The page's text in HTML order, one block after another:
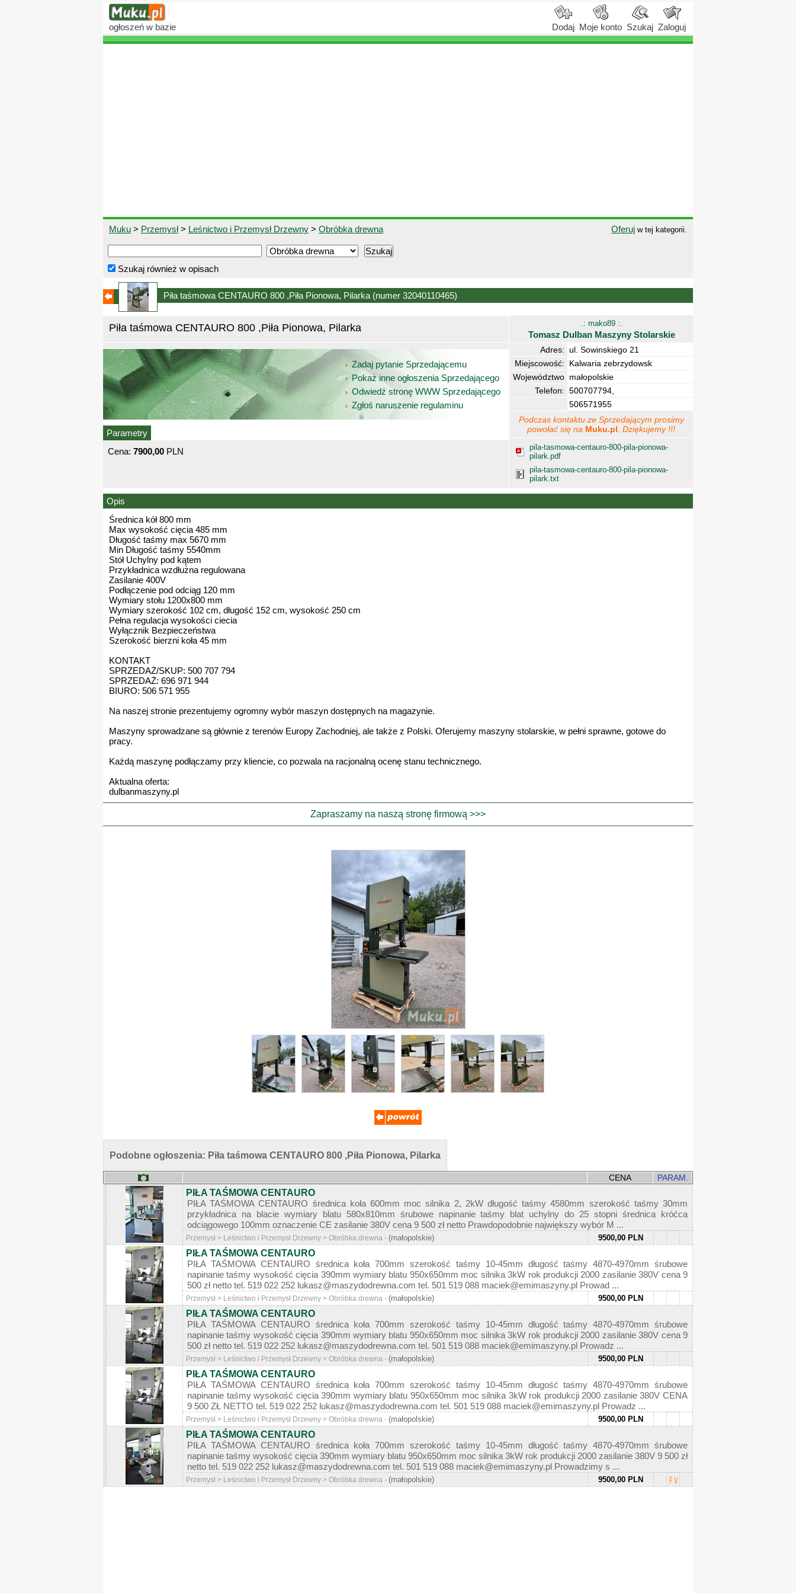
ogłoszeń w bazie Dodaj Moje konto Szukaj Zaloguj
Muku > Przemysł> Leśnictwo i Przemysł Drzewny > Obróbka drewna Oferuj w tej kategorii.
Szukaj również w opisach
Piła taśmowa CENTAURO 800 ,Piła Pionowa, Pilarka (numer 32040110465)
Piła taśmowa CENTAURO 800 ,Piła Pionowa, Pilarka
Zadaj pytanie Sprzedającemu
Pokaż inne ogłoszenia Sprzedającego
Odwiedź stronę WWW Sprzedającego
Zgłoś naruszenie regulaminu
Parametry
Cena: 7900,00 PLN
.: mako89 :.
Tomasz Dulban Maszyny Stolarskie
Adres: ul. Sowinskiego 21
Miejscowość:
Kalwaria zebrzydowsk
Województwo małopolskie
Telefon: 500707794,
506571955
Podczas kontaktu ze Sprzedającym prosimy
powołać się na Muku.pl . Dziękujemy !!!
pila-tasmowa-centauro-800-pila-pionowa-
pilark.pdf
pila-tasmowa-centauro-800-pila-pionowa-
pilark.txt
Opis
Średnica kół 800 mm
Max wysokość cięcia 485 mm
Długość taśmy max 5670 mm
Min Długość taśmy 5540mm
Stół Uchylny pod kątem
Przykładnica wzdłużna regulowana
Zasilanie 400V
Podłączenie pod odciąg 120 mm
Wymiary stołu 1200x800 mm
Wymiary szerokość 102 cm, długość 152 cm, wysokość 250 cm
Pełna regulacja wysokości ciecia
Wyłącznik Bezpieczeństwa
Szerokość bierzni koła 45 mm
KONTAKT
SPRZEDAŻ/SKUP: 500 707 794
SPRZEDAŻ: 696 971 944
BIURO: 506 571 955
Na naszej stronie prezentujemy ogromny wybór maszyn dostępnych na magazynie.
Maszyny sprowadzane są głównie z terenów Europy Zachodniej, ale także z Polski. Oferujemy maszyny stolarskie, w pełni sprawne, gotowe do
pracy.
Każdą maszynę podłączamy przy kliencie, co pozwala na racjonalną ocenę stanu technicznego.
Aktualna oferta:
dulbanmaszyny.pl
Zapraszamy na naszą stronę firmową >>>
Podobne ogłoszenia: Piła taśmowa CENTAURO 800 ,Piła Pionowa, Pilarka
CENA PARAM.
PIŁA TAŚMOWA CENTAURO
PIŁA TAŚMOWA CENTAURO średnica koła 600mm moc silnika 2, 2kW długość taśmy 4580mm szerokość taśmy 30mm
przykładnica na blacie wymiary blatu 580x810mm śrubowe napinanie taśmy blat uchylny do 25 stopni średnica króćca
odciągowego 100mm oznaczenie CE zasilanie 380V cena 9 500 zł netto Prawdopodobnie największy wybór M ...
Przemysł > Leśnictwo i Przemysł Drzewny > Obróbka drewna - (małopolskie) 9500,00 PLN
PIŁA TAŚMOWA CENTAURO
PIŁA TAŚMOWA CENTAURO średnica koła 700mm szerokość taśmy 10-45mm długość taśmy 4870-4970mm śrubowe
napinanie taśmy wysokość cięcia 390mm wymiary blatu 950x650mm moc silnika 3kW rok produkcji 2000 zasilanie 380V cena 9
500 zł netto tel. 519 022 252 lukasz@maszydodrewna.com tel. 501 519 088 maciek@emimaszyny.pl Prowad ...
Przemysł > Leśnictwo i Przemysł Drzewny > Obróbka drewna - (małopolskie) 9500,00 PLN
PIŁA TAŚMOWA CENTAURO
PIŁA TAŚMOWA CENTAURO średnica koła 700mm szerokość taśmy 10-45mm długość taśmy 4870-4970mm śrubowe
napinanie taśmy wysokość cięcia 390mm wymiary blatu 950x650mm moc silnika 3kW rok produkcji 2000 zasilanie 380V cena 9
500 zł netto tel. 519 022 252 lukasz@maszydodrewna.com tel. 501 519 088 maciek@emimaszyny.pl Prowadz ...
Przemysł > Leśnictwo i Przemysł Drzewny > Obróbka drewna - (małopolskie) 9500,00 PLN
PIŁA TAŚMOWA CENTAURO
PIŁA TAŚMOWA CENTAURO średnica koła 700mm szerokość taśmy 10-45mm długość taśmy 4870-4970mm śrubowe
napinanie taśmy wysokość cięcia 390mm wymiary blatu 950x650mm moc silnika 3kW rok produkcji 2000 zasilanie 380V CENA
9 500 ZŁ NETTO tel. 519 022 252 lukasz@maszydodrewna.com tel. 501 519 088 maciek@emimaszyny.pl Prowadz ...
Przemysł > Leśnictwo i Przemysł Drzewny > Obróbka drewna - (małopolskie) 9500,00 PLN
PIŁA TAŚMOWA CENTAURO
PIŁA TAŚMOWA CENTAURO średnica koła 700mm szerokość taśmy 10-45mm długość taśmy 4870-4970mm śrubowe
napinanie taśmy wysokość cięcia 390mm wymiary blatu 950x650mm moc silnika 3kW rok produkcji 2000 zasilanie 380V 9 500 zł
netto tel. 519 022 252 lukasz@maszydodrewna.com tel. 501 519 088 maciek@emimaszyny.pl Prowadzimy s ...
Przemysł > Leśnictwo i Przemysł Drzewny > Obróbka drewna - (małopolskie) 9500,00 PLN